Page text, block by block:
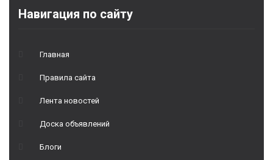
Навигация по сайту
Главная
Правила сайта
Лента новостей
Доска объявлений
Блоги